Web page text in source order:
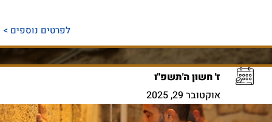
לפרטים נוספים >
ז' חשון ה'תשפ"ו
אוקטובר 29, 2025